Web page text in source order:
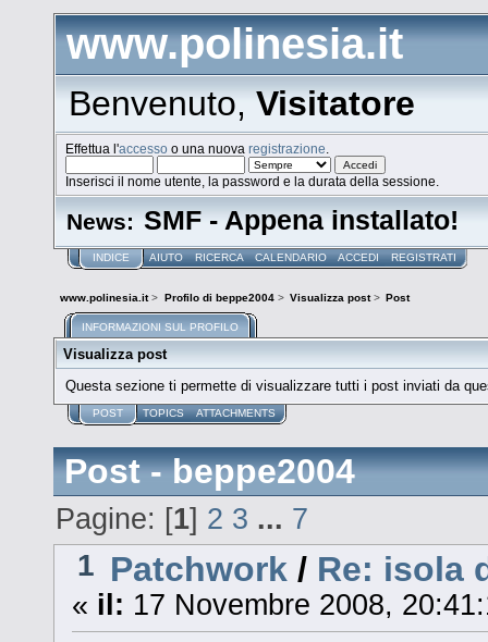
www.polinesia.it
Benvenuto,Visitatore
Effettua l'accesso o una nuovaregistrazione
Inserisci il nome utente, la password e la durata della sessione.
News: SMF - Appena installato!
INDICE AIUTO RICERCA CALENDARIO ACCEDI REGISTRATI
www.polinesia.it> Profilo di beppe2004> Visualizza post> Post
INFORMAZIONI SUL PROFILO
Visualizza post
Questa sezione ti permette di visualizzare tutti i post inviati da
POST TOPICS ATTACHMENTS
Post - beppe2004
Pagine: [1] 2 3 ... 7
1 Patchwork / Re: isola
« il: 17 Novembre 2008,